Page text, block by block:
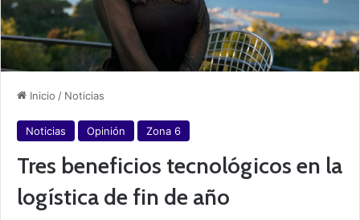
Inicio / Noticias
Noticias Opinión Zona 6
Tres beneficios tecnológicos en la
logística de fin de año